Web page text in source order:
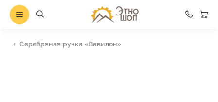
Серебряная ручка «Вавилон»